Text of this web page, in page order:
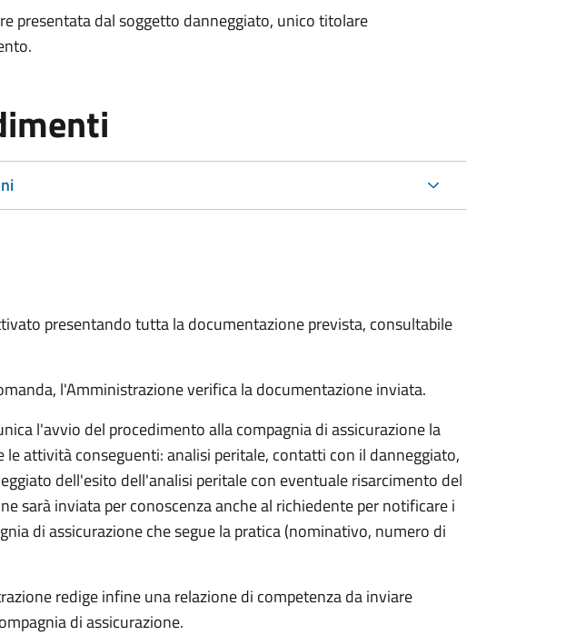
presentata dal soggetto danneggiato, unico titolare
presentando tutta la documentazione prevista, consultabile
l'Amministrazione verifica la documentazione inviata.
l'avvio del procedimento alla compagnia di assicurazione la
le attività conseguenti: analisi peritale, contatti con il danneggiato,
dell'esito dell'analisi peritale con eventuale risarcimento del
sarà inviata per conoscenza anche al richiedente per notificare i
di assicurazione che segue la pratica (nominativo, numero di
redige infine una relazione di competenza da inviare
di assicurazione.